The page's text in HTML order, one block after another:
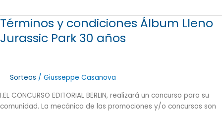
Términos y condiciones Álbum Lleno
Jurassic Park 30 años
Sorteos / Giusseppe Casanova
I.EL CONCURSO EDITORIAL BERLIN, realizará un concurso para su
comunidad. La mecánica de las promociones y/o concursos son
Términos
condiciones
Jurassic
30
años